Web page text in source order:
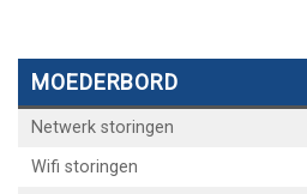
MOEDERBORD
Netwerk storingen
Wifi storingen